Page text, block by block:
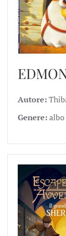
Autore:
Genere: